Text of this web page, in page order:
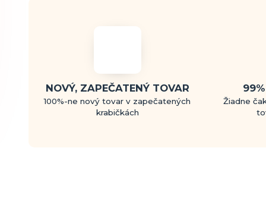
NOVÝ, ZAPEČATENÝ TOVAR
100%-ne nový tovar v zapečatených
krabičkách
Žiadne